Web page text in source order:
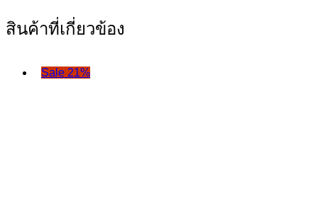
สินค้าที่เกี่ยวข้อง
Sale 21%